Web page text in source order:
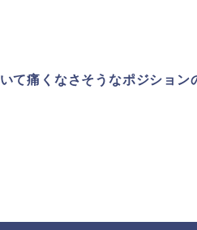
て痛くなさそうなポジション